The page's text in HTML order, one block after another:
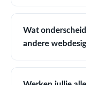
Wat
andere